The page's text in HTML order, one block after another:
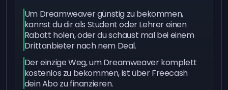
Um Dreamweaver günstig zu bekommen,
kannst du dir als Student oder Lehrer einen
Rabatt holen, oder du schaust mal bei einem
Drittanbieter nach nem Deal.
Der einzige Weg, um Dreamweaver komplett
kostenlos zu bekommen, ist über Freecash
dein Abo zu finanzieren.